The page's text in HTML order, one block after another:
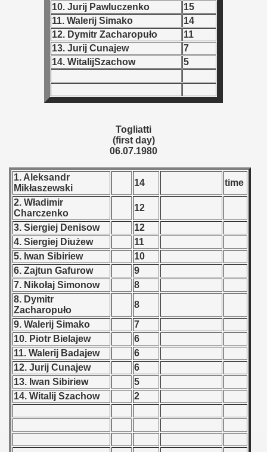
10. Jurij Pawluczenko
15
11. Walerij Simako
14
12. Dymitr Zacharopuło
11
13. Jurij Cunajew
7
14. WitalijSzachow
5
Togliatti
(first day)
06.07.1980
1. Aleksandr
Mikłaszewski
14
time
2. Władimir
Charczenko
12
3. Siergiej Denisow
12
4. Siergiej Diużew
11
5. Iwan Sibiriew
10
6. Zajtun Gafurow
9
7. Nikołaj Simonow
8
8. Dymitr
Zacharopuło
8
9. Walerij Simako
7
10. Piotr Bielajew
6
11. Walerij Badajew
6
12. Jurij Cunajew
6
13. Iwan Sibiriew
5
14. Witalij Szachow
2
- 2004
- 2005
- 2006
- 2007
- 2008
- 2009
- 2010
- 2011
- 2012
- 2013
- 2014